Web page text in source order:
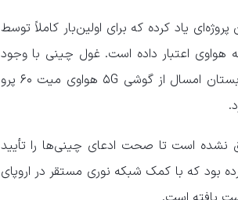
یاد کرده که برای اولین‌بار کاملاً توسط
اعتبار داده است. غول چینی با وجود
اینکه در لیست تحریم صادرات ایالات‌متحده قرار گرفته است، تابستان امسال از گوشی ۵G هواوی میت ۶۰ پرو
نشده است تا صحت ادعای چینی‌ها را تأیید
بود که با کمک شبکه نوری مستقر در اروپای